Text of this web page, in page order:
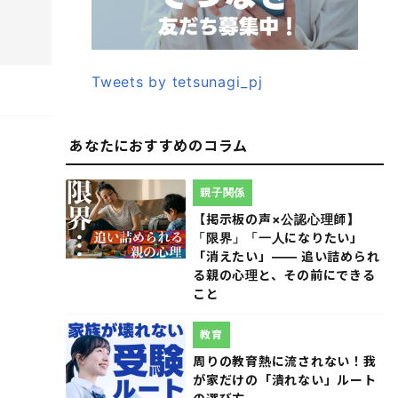
Tweets by tetsunagi_pj
あなたにおすすめのコラム
【掲示板の声×公認心理師】
「限界」「一人になりたい」
「消えたい」―― 追い詰められ
る親の心理と、その前にできる
こと
親子関係
周りの教育熱に流されない！我
が家だけの「潰れない」ルート
教育